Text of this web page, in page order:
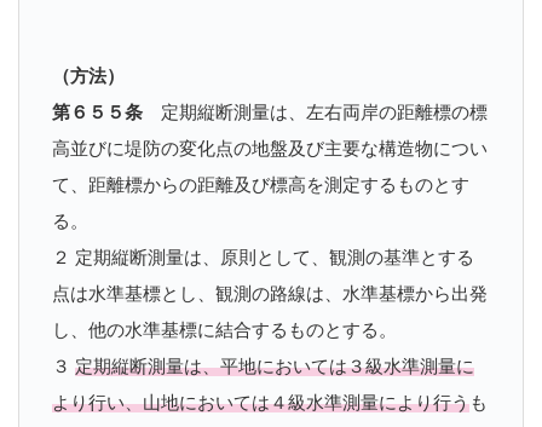
（方法）
第６５５条 定期縦断測量は、左右両岸の距離標の標
高並びに堤防の変化点の地盤及び主要な構造物につい
て、距離標からの距離及び標高を測定するものとす
る。
２ 定期縦断測量は、原則として、観測の基準とする
点は水準基標とし、観測の路線は、水準基標から出発
し、他の水準基標に結合するものとする。
３ 定期縦断測量は、平地においては３級水準測量に
より行い、山地においては４級水準測量により行うも